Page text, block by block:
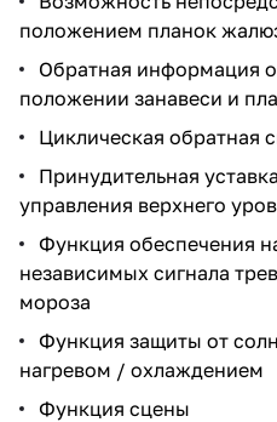
положением планок
Обратная информация
положении занавеси и
Циклическая обратная
Принудительная
управления верхнего
Функция обеспечения
независимых сигнала
мороза
Функция защиты от
нагревом / охлаждением
Функция сцены